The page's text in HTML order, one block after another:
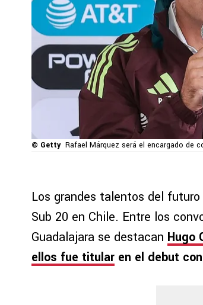
© Getty Rafael Márquez será el encargado de
Los grandes talentos del
Sub 20 en Chile. Entre los
Guadalajara se destacan Hugo
ellos fue titular en el debut